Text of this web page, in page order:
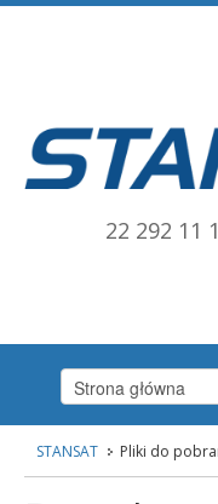
22 292 11
STANSAT Pliki do